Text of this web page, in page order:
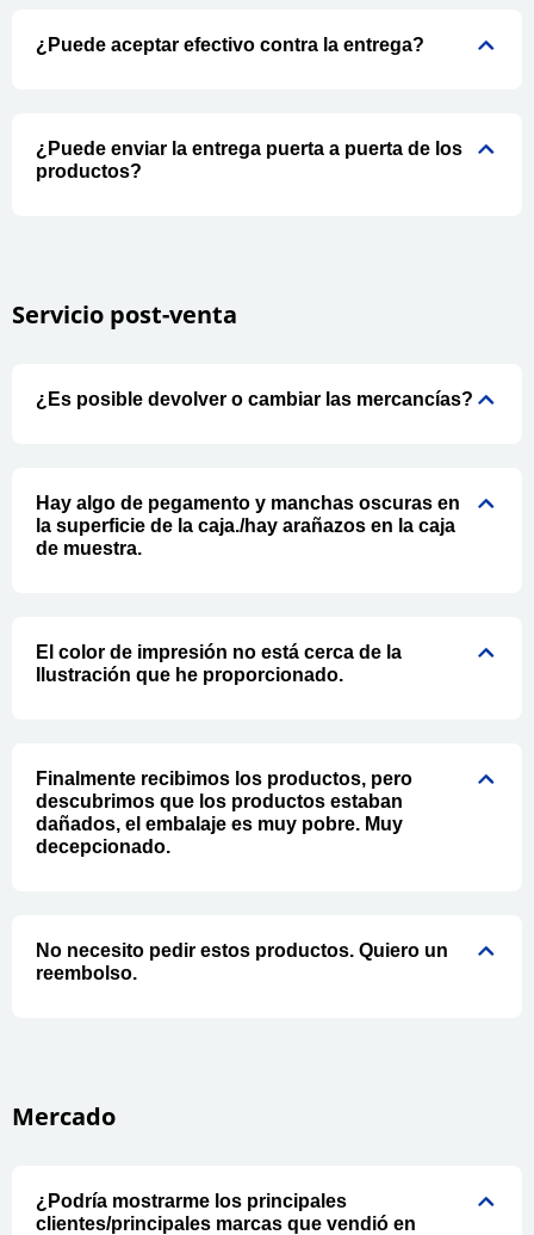
¿Puede aceptar efectivo contra la entrega?
¿Puede enviar la entrega puerta a puerta de los
productos?
Servicio post-venta
¿Es posible devolver o cambiar las mercancías?
Hay algo de pegamento y manchas oscuras en
la superficie de la caja./hay arañazos en la caja
de muestra.
El color de impresión no está cerca de la
Ilustración que he proporcionado.
Finalmente recibimos los productos, pero
descubrimos que los productos estaban
dañados, el embalaje es muy pobre. Muy
decepcionado.
No necesito pedir estos productos. Quiero un
reembolso.
Mercado
¿Podría mostrarme los principales
clientes/principales marcas que vendió en